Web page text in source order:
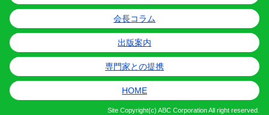
会長コラム
出版案内
専門家との提携
HOME
Site Copyright(c) ABC Corporation All right reserved.